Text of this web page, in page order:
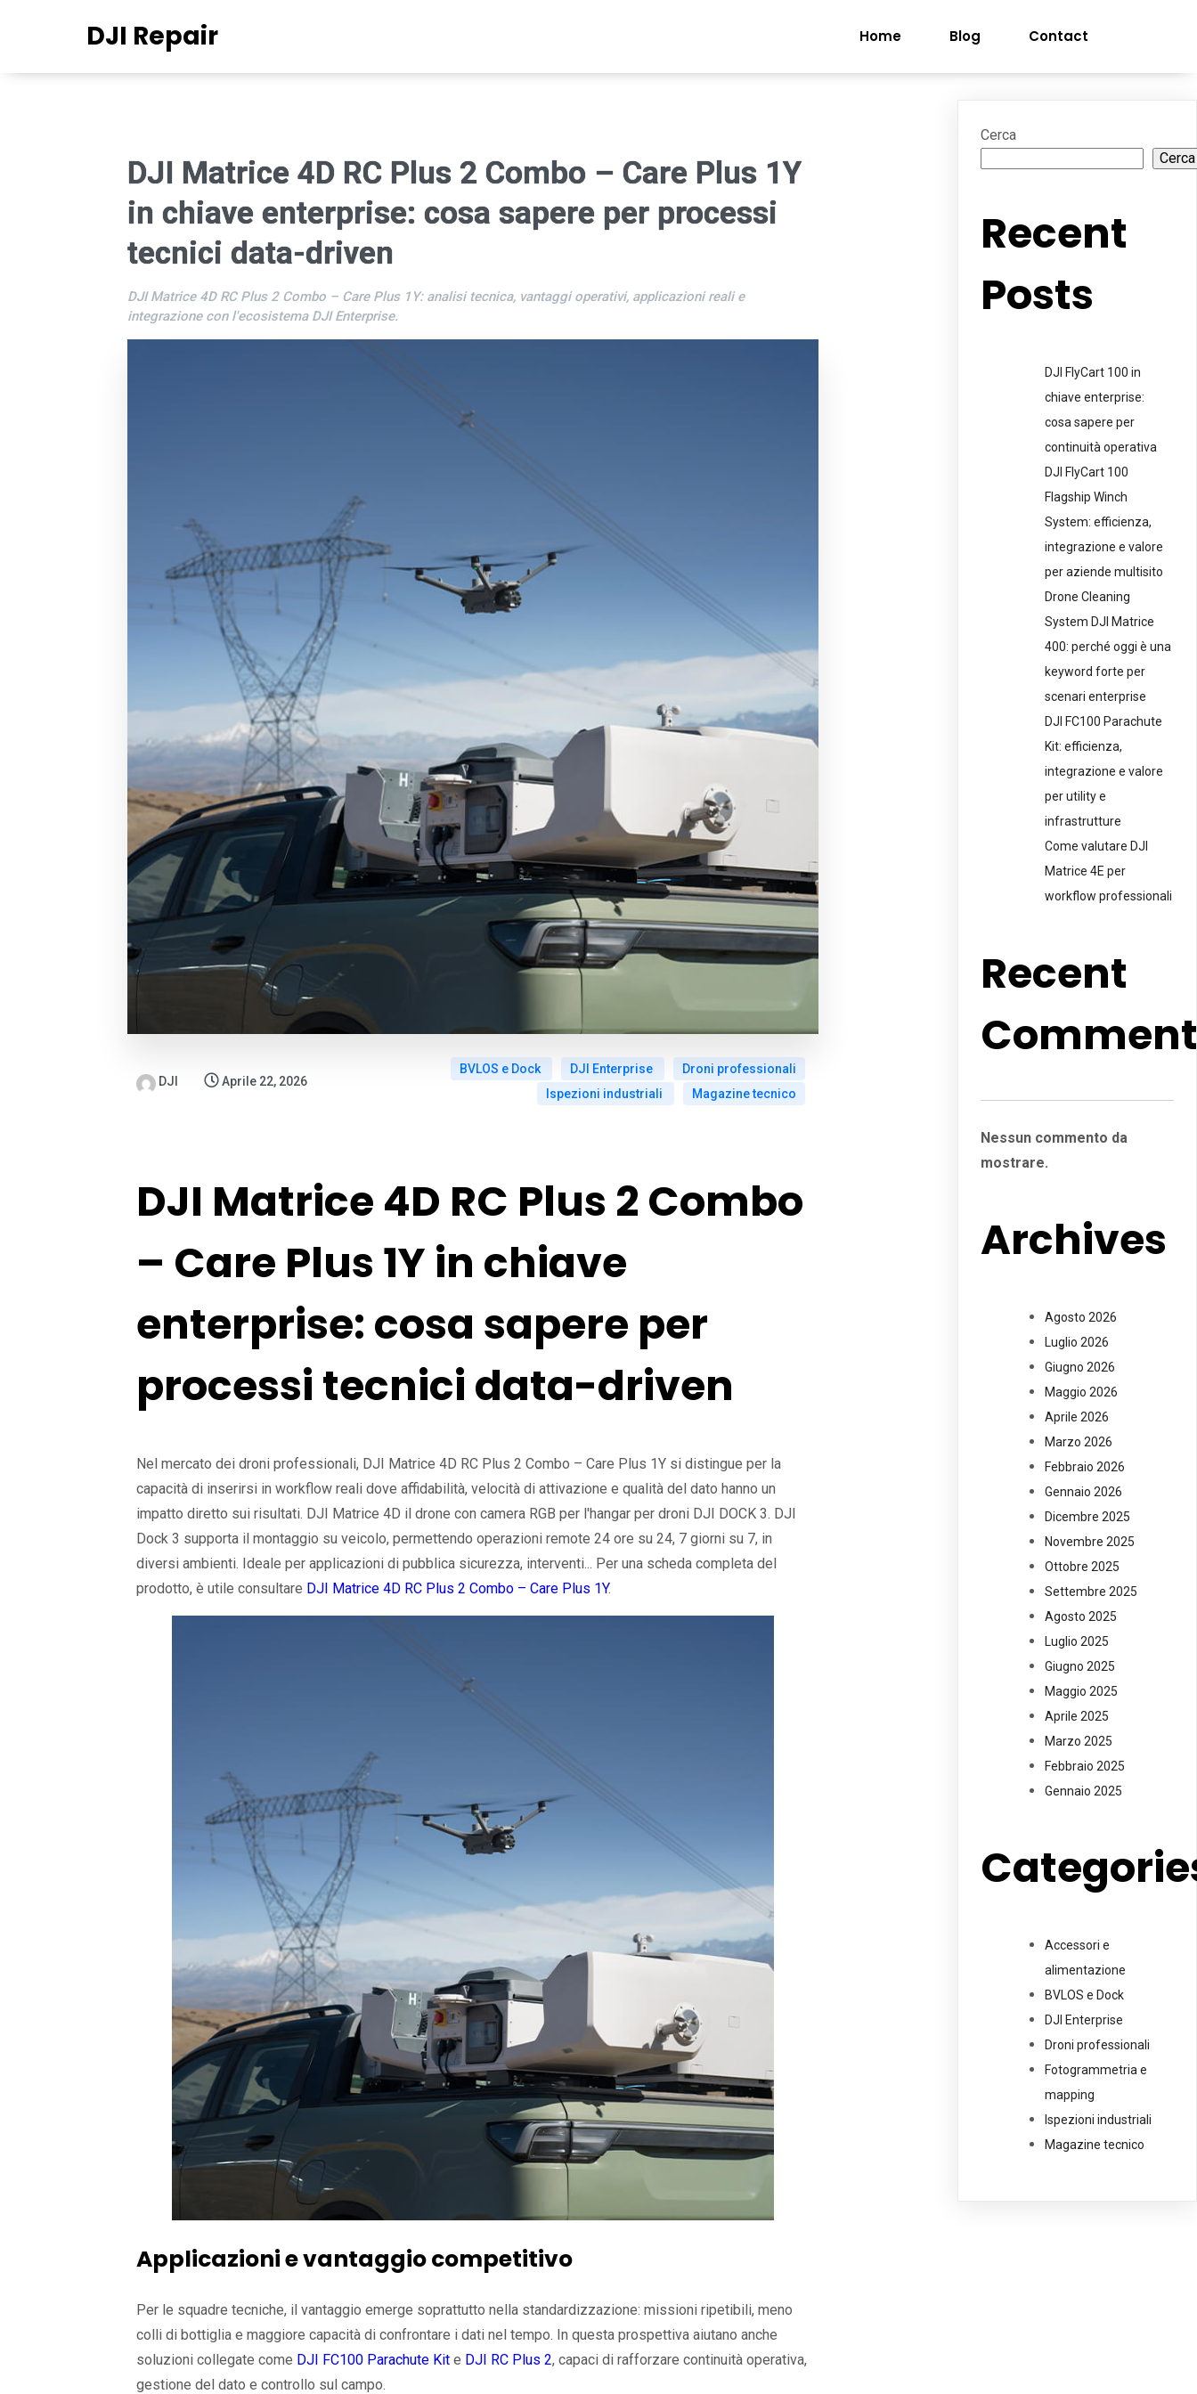
DJI Repair Home Blog Contact
DJI Matrice 4D RC Plus 2 Combo – Care Plus 1Y
in chiave enterprise: cosa sapere per processi
tecnici data-driven
DJI Matrice 4D RC Plus 2 Combo – Care Plus 1Y: analisi tecnica, vantaggi operativi, applicazioni reali e
integrazione con l'ecosistema DJI Enterprise.
DJI Aprile 22, 2026
BVLOS e Dock DJI Enterprise
Droni professionali
Ispezioni industriali
Magazine tecnico
DJI Matrice 4D RC Plus 2 Combo
– Care Plus 1Y in chiave
enterprise: cosa sapere per
processi tecnici data-driven
Nel mercato dei droni professionali, DJI Matrice 4D RC Plus 2 Combo – Care Plus 1Y si distingue per la
capacità di inserirsi in workflow reali dove affidabilità, velocità di attivazione e qualità del dato hanno un
impatto diretto sui risultati. DJI Matrice 4D il drone con camera RGB per l'hangar per droni DJI DOCK 3. DJI
Dock 3 supporta il montaggio su veicolo, permettendo operazioni remote 24 ore su 24, 7 giorni su 7, in
diversi ambienti. Ideale per applicazioni di pubblica sicurezza, interventi... Per una scheda completa del
prodotto, è utile consultare DJI Matrice 4D RC Plus 2 Combo – Care Plus 1Y.
Applicazioni e vantaggio competitivo
Per le squadre tecniche, il vantaggio emerge soprattutto nella standardizzazione: missioni ripetibili, meno
colli di bottiglia e maggiore capacità di confrontare i dati nel tempo. In questa prospettiva aiutano anche
soluzioni collegate come DJI FC100 Parachute Kite DJI RC Plus 2, capaci di rafforzare continuità operativa,
gestione del dato e controllo sul campo.
Cerca
Cerca
Recent
Posts
DJI FlyCart 100 in
chiave enterprise:
cosa sapere per
continuità operativa
DJI FlyCart 100
Flagship Winch
System: efficienza,
integrazione e valore
per aziende multisito
Drone Cleaning
System DJI Matrice
400: perché oggi è una
keyword forte per
scenari enterprise
DJI FC100 Parachute
Kit: efficienza,
integrazione e valore
per utility e
infrastrutture
Come valutare DJI
Matrice 4E per
workflow professionali
Recent
Nessun commento da
mostrare.
Archives
Agosto 2026
Luglio 2026
Giugno 2026
Maggio 2026
Aprile 2026
Marzo 2026
Febbraio 2026
Gennaio 2026
Dicembre 2025
Novembre 2025
Ottobre 2025
Settembre 2025
Agosto 2025
Luglio 2025
Giugno 2025
Maggio 2025
Aprile 2025
Marzo 2025
Febbraio 2025
Gennaio 2025
Accessori e
alimentazione
BVLOS e Dock
DJI Enterprise
Droni professionali
Fotogrammetria e
mapping
Ispezioni industriali
Magazine tecnico